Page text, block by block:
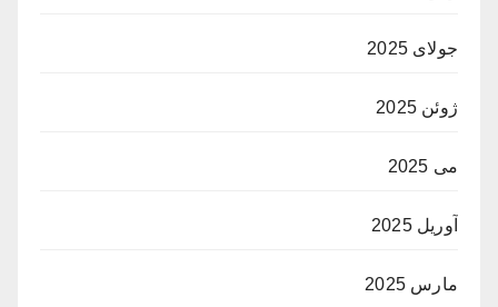
جولای 2025
ژوئن 2025
می 2025
آوریل 2025
مارس 2025